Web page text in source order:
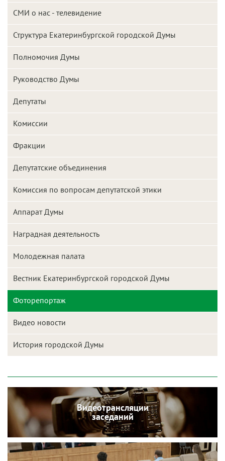
СМИ о нас - телевидение
Структура Екатеринбургской городской Думы
Полномочия Думы
Руководство Думы
Депутаты
Комиссии
Фракции
Депутатские объединения
Комиссия по вопросам депутатской этики
Аппарат Думы
Наградная деятельность
Молодежная палата
Вестник Екатеринбургской городской Думы
Фоторепортаж
Видео новости
История городской Думы
Видеотрансляции
заседаний